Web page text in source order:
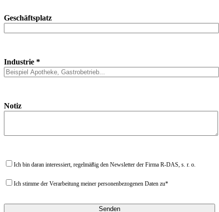
Geschäftsplatz
Industrie *
Notiz
Ich bin daran interessiert, regelmäßig den Newsletter der Firma R-DAS, s. r. o.
Ich stimme der Verarbeitung meiner personenbezogenen Daten zu*